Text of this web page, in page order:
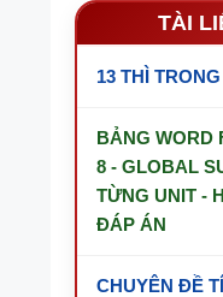
TÀI
13 THÌ
BẢNG WORD
8 - GLOBAL
TỪNG UNIT -
ĐÁP ÁN
CHUYÊN ĐỀ